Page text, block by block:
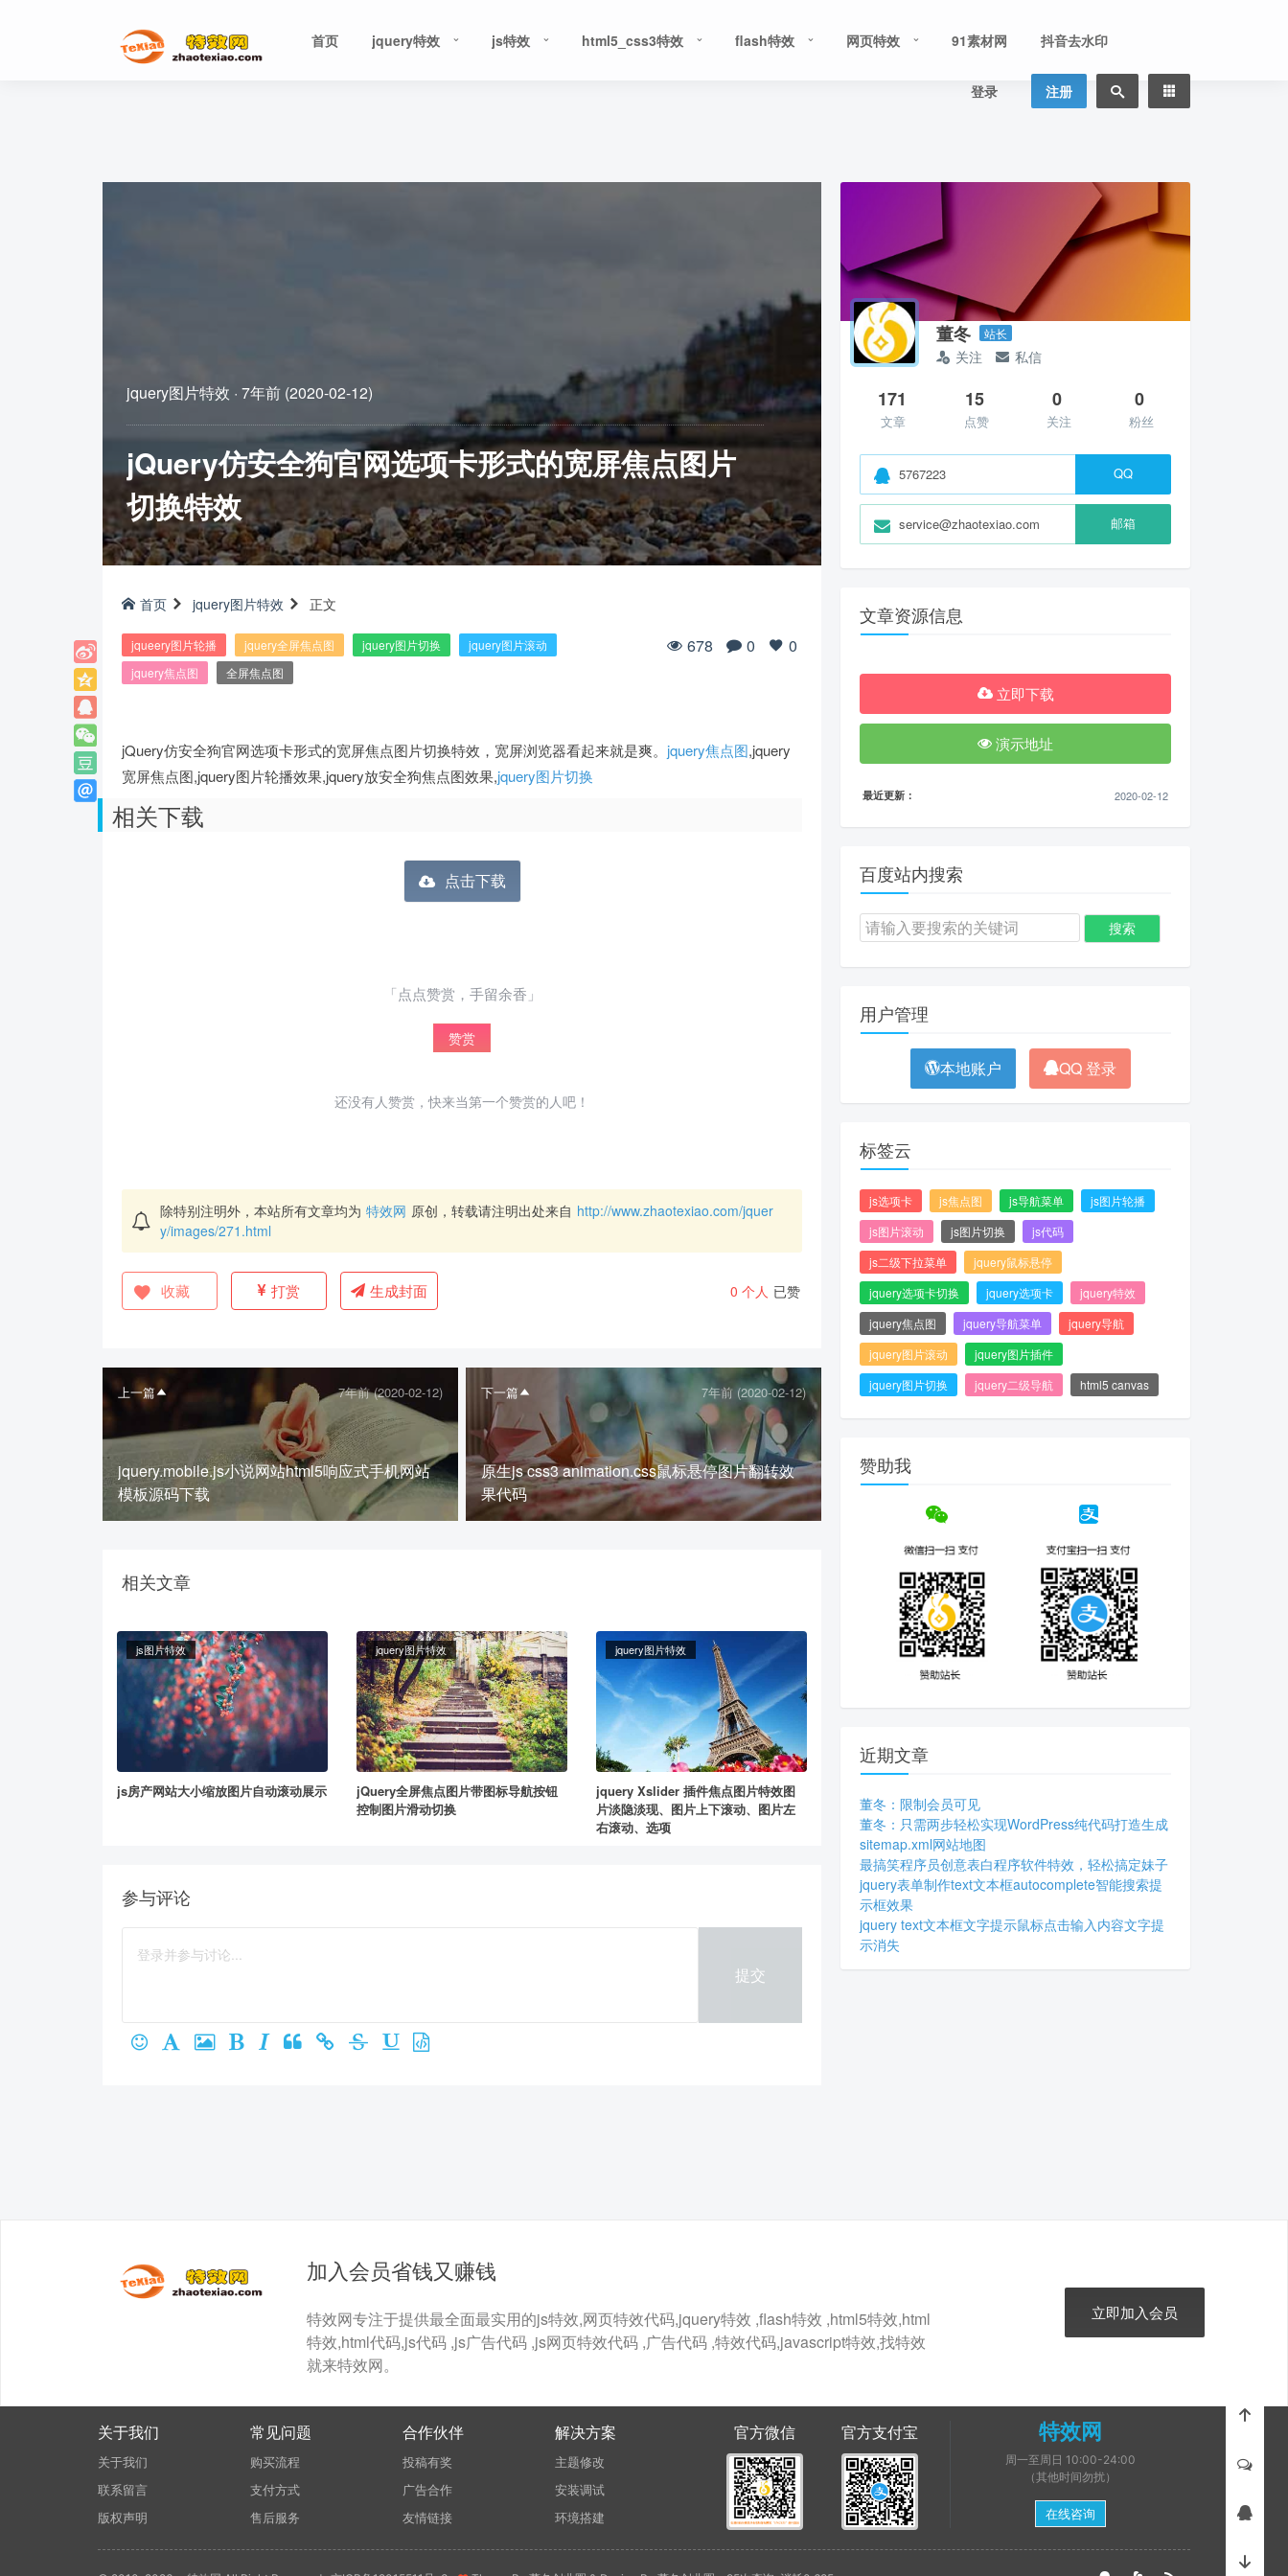
20元 50元 自定义
微信支付
立刻支付
首页 jquery特效 js特效 html5_css3特效 flash特效 网页特效 91素材网 抖音去水印
登录 注册
jquery图片特效 · 7年前 (2020-02-12)
jQuery仿安全狗官网选项卡形式的宽屏焦点图片
切换特效
首页 jquery图片特效 正文
jqueery图片轮播 jquery全屏焦点图 jquery图片切换
jquery图片滚动
jquery焦点图
全屏焦点图
678 0 0
jQuery仿安全狗官网选项卡形式的宽屏焦点图片切换特效，宽屏浏览器看起来就是爽。 jquery焦点图,jquery
宽屏焦点图,jquery图片轮播效果,jquery放安全狗焦点图效果,jquery图片切换
相关下载
点击下载
「点点赞赏，手留余香」
赞赏
还没有人赞赏，快来当第一个赞赏的人吧！
除特别注明外，本站所有文章均为 特效网 原创，转载请注明出处来自 http://www.zhaotexiao.com/jquer
y/images/271.html
收藏 打赏 生成封面
分享本文封面
0 个人 已赞
上一篇 7年前 (2020-02-12)
jquery.mobile.js小说网站html5响应式手机网站
模板源码下载
下一篇 7年前 (2020-02-12)
原生js css3 animation.css鼠标悬停图片翻转效
果代码
相关文章
js图片特效
js房产网站大小缩放图片自动滚动展示
jquery图片特效
jQuery全屏焦点图片带图标导航按钮
控制图片滑动切换
jquery图片特效
jquery Xslider 插件焦点图片特效图
片淡隐淡现、图片上下滚动、图片左
右滚动、选项
参与评论
提交
董冬 站长
关注 私信
171
文章
15
点赞
0
关注
0
粉丝
5767223 QQ
service@zhaotexiao.com 邮箱
文章资源信息
立即下载
演示地址
最近更新： 2020-02-12
百度站内搜索
用户管理
本地账户 QQ 登录
标签云
js选项卡 js焦点图 js导航菜单
js图片轮播
js图片滚动
js图片切换
js代码
js二级下拉菜单
jquery鼠标悬停
jquery选项卡切换
jquery选项卡
jquery特效
jquery焦点图
jquery导航菜单
jquery导航
jquery图片滚动
jquery图片插件
jquery图片切换
jquery二级导航 html5 canvas
赞助我
近期文章
董冬：限制会员可见
董冬：只需两步轻松实现WordPress纯代码打造生成
sitemap.xml网站地图
最搞笑程序员创意表白程序软件特效，轻松搞定妹子
jquery表单制作text文本框autocomplete智能搜索提
示框效果
jquery text文本框文字提示鼠标点击输入内容文字提
示消失
加入会员省钱又赚钱
特效网专注于提供最全面最实用的js特效,网页特效代码,jquery特效 ,flash特效 ,html5特效,html
特效,html代码,js代码 ,js广告代码 ,js网页特效代码 ,广告代码 ,特效代码,javascript特效,找特效
就来特效网。
立即加入会员
关于我们
关于我们
联系留言
版权声明
常见问题
购买流程
支付方式
售后服务
合作伙伴
投稿有奖
广告合作
友情链接
解决方案
主题修改
安装调试
环境搭建
官方微信 官方支付宝 特效网
周一至周日 10:00-24:00
（其他时间勿扰）
在线咨询